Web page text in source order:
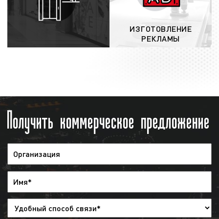
почте, а оригиналы – по почте России или
курьером;
выход рекламы на радио:после
заключения договора и проведения
рекламы. При необходимости заказчик
рекламный ролик был снят с эфира, но
денежные средства при этом заказчику
не возвращаются;
предоставление отчета
рекламной кампании заказчику
предоставляется в видеэфирной
справки. Также в качестве
дополнительной отчетности мы можем
ИЗГОТОВЛЕНИЕ
РЕКЛАМЫ
Получить коммерческое предложение